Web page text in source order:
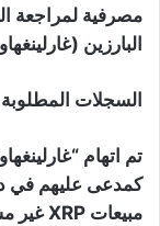
مصرفية لمراجعة
البارزين
السجلات
تم اتهام
مبيعات XRP غير مسجلة.